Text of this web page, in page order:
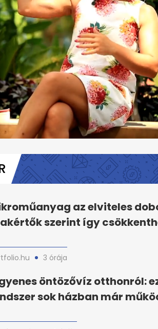
az elviteles
szerint így
3 órája
öntözővíz otthonról:
sok házban már